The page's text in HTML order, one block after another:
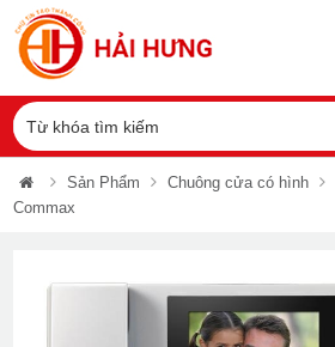
Sản Phẩm Chuông cửa có hình
Commax